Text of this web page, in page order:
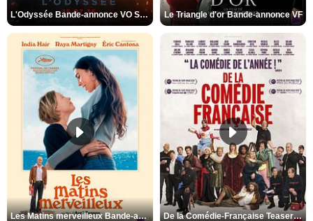
L'Odyssée Bande-annonce VO STFR Le Triangle d'or Bande-annonce VF
Les Matins merveilleux Bande-annonce VF De la Comédie-Française Teaser VF